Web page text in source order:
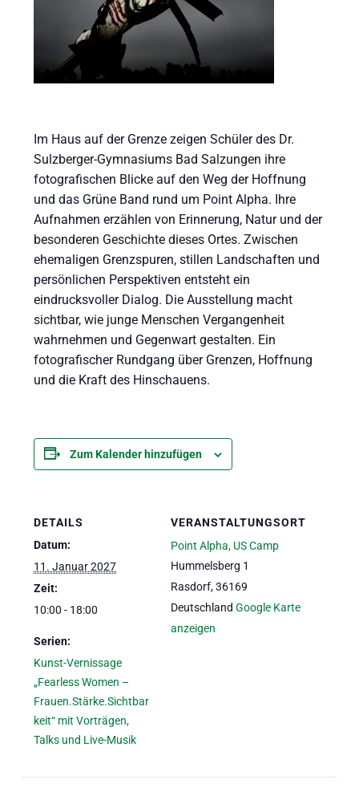
Im Haus auf der Grenze zeigen Schüler des Dr.
Sulzberger-Gymnasiums Bad Salzungen ihre
fotografischen Blicke auf den Weg der Hoffnung
und das Grüne Band rund um Point Alpha. Ihre
Aufnahmen erzählen von Erinnerung, Natur und der
besonderen Geschichte dieses Ortes. Zwischen
ehemaligen Grenzspuren, stillen Landschaften und
persönlichen Perspektiven entsteht ein
eindrucksvoller Dialog. Die Ausstellung macht
sichtbar, wie junge Menschen Vergangenheit
wahrnehmen und Gegenwart gestalten. Ein
fotografischer Rundgang über Grenzen, Hoffnung
und die Kraft des Hinschauens.
Zum Kalender hinzufügen
DETAILS
Datum:
11. Januar 2027
Zeit:
10:00 - 18:00
Serien:
Kunst-Vernissage
„Fearless Women –
Frauen.Stärke.Sichtbar
keit“ mit Vorträgen,
Talks und Live-Musik
VERANSTALTUNGSORT
Point Alpha, US Camp
Hummelsberg 1
Rasdorf, 36169
Deutschland Google Karte
anzeigen